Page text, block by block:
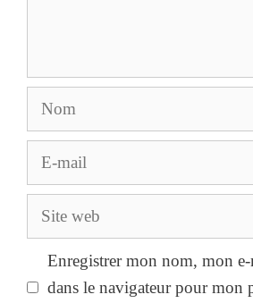
Nom
E-
Site
Enregistrer mon nom, mon
dans le navigateur pour mon